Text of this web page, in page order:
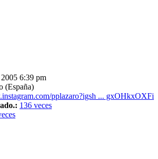
6:39 pm
(España)
pplazaro?igsh ... gxOHkxOXFi
136 veces